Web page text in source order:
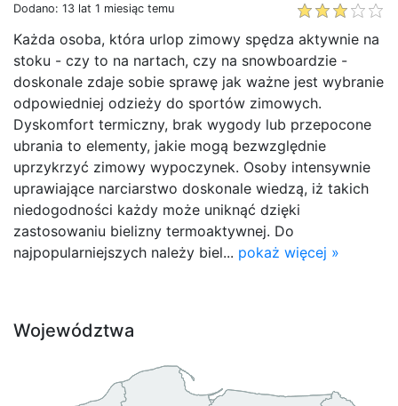
Dodano: 13 lat 1 miesiąc temu
Każda osoba, która urlop zimowy spędza aktywnie na
stoku - czy to na nartach, czy na snowboardzie -
doskonale zdaje sobie sprawę jak ważne jest wybranie
odpowiedniej odzieży do sportów zimowych.
Dyskomfort termiczny, brak wygody lub przepocone
ubrania to elementy, jakie mogą bezwzględnie
uprzykrzyć zimowy wypoczynek. Osoby intensywnie
uprawiające narciarstwo doskonale wiedzą, iż takich
niedogodności każdy może uniknąć dzięki
zastosowaniu bielizny termoaktywnej. Do
najpopularniejszych należy biel... pokaż więcej »
Województwa